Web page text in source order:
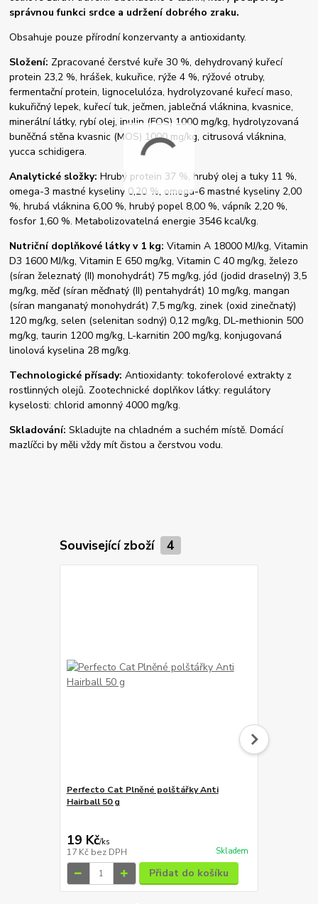
správnou funkci srdce a udržení dobrého zraku.
Obsahuje pouze přírodní konzervanty a antioxidanty.
Složení: Zpracované čerstvé kuře 30 %, dehydrovaný kuřecí
protein 23,2 %, hrášek, kukuřice, rýže 4 %, rýžové otruby,
fermentační protein, lignocelulóza, hydrolyzované kuřecí maso,
kukuřičný lepek, kuřecí tuk, ječmen, jablečná vláknina, kvasnice,
minerální látky, rybí olej, inulin (FOS) 1000 mg/kg, hydrolyzovaná
buněčná stěna kvasnic (MOS) 1000 mg/kg, citrusová vláknina,
yucca schidigera.
Analytické složky: Hrubý protein 37 %, hrubý olej a tuky 11 %,
omega-3 mastné kyseliny 0,20 %, omega-6 mastné kyseliny 2,00
%, hrubá vláknina 6,00 %, hrubý popel 8,00 %, vápník 2,20 %,
fosfor 1,60 %. Metabolizovatelná energie 3546 kcal/kg.
Nutriční doplňkové látky v 1 kg: Vitamin A 18000 MJ/kg, Vitamin
D3 1600 MJ/kg, Vitamin E 650 mg/kg, Vitamin C 40 mg/kg, železo
(síran železnatý (II) monohydrát) 75 mg/kg, jód (jodid draselný) 3,5
mg/kg, měď (síran měďnatý (II) pentahydrát) 10 mg/kg, mangan
(síran manganatý monohydrát) 7,5 mg/kg, zinek (oxid zinečnatý)
120 mg/kg, selen (selenitan sodný) 0,12 mg/kg, DL-methionin 500
mg/kg, taurin 1200 mg/kg, L-karnitin 200 mg/kg, konjugovaná
linolová kyselina 28 mg/kg.
Technologické přísady: Antioxidanty: tokoferolové extrakty z
rostlinných olejů. Zootechnické doplňkov látky: regulátory
kyselosti: chlorid amonný 4000 mg/kg.
Skladování:Skladujte na chladném a suchém místě. Domácí
mazlíčci by měli vždy mít čistou a čerstvou vodu.
Související zboží 4
Perfecto Cat Plněné polštářky Anti
Hairball 50 g
19 Kč/ks
17 Kč bez DPH Skladem
Přidat do košíku